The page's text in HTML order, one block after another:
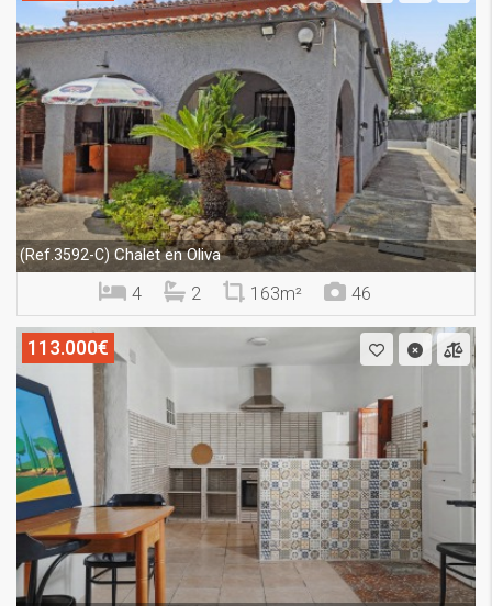
(Ref.3592-C) Chalet en Oliva
4 2 163m² 46
113.000€